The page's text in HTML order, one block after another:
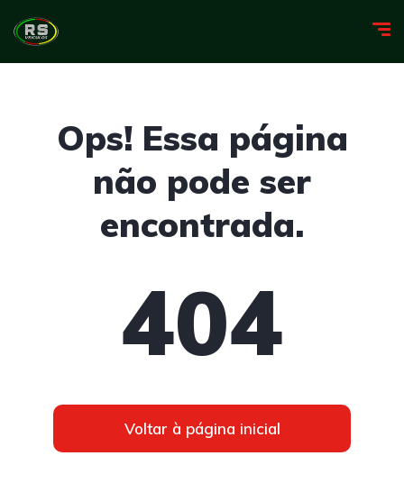
Ops! Essa página
não pode ser
encontrada.
404
Voltar à página inicial